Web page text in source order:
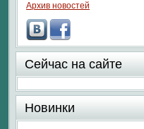
Архив новостей
Сейчас на сайте
Новинки